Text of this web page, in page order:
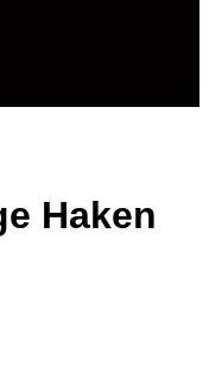
Haken